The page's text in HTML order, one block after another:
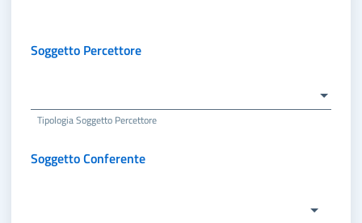
Soggetto Percettore
Tipologia Soggetto Percettore
Soggetto Conferente